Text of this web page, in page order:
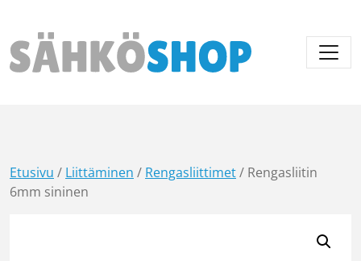
Päävalikko
Etusivu / Liittäminen / Rengasliittimet/ Rengasliitin
6mm sininen